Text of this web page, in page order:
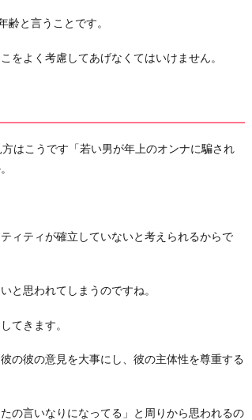
齢と言うことです。
をよく考慮してあげなくてはいけません。
はこうです「若い男が年上のオンナに騙され
ィティが確立していないと考えられるからで
と思われてしまうのですね。
てきます。
の彼の意見を大事にし、彼の主体性を尊重する
の言いなりになってる」と周りから思われるの